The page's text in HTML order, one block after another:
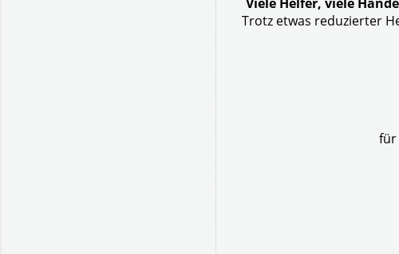
Trotz etwas reduzierter
für